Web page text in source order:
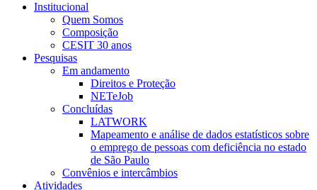
Institucional
Quem Somos
Composição
CESIT 30 anos
Pesquisas
Em andamento
Direitos e Proteção
NETeJob
Concluídas
LATWORK
Mapeamento e análise de dados estatísticos sobre
o emprego de pessoas com deficiência no estado
de São Paulo
Convênios e intercâmbios
Atividades